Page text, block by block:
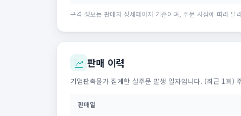
규격 정보는 판매처 상세페이지 기준이며, 주문 시점에 따라 달
판매 이력
기업판촉물가 집계한 실주문 발생 일자입니다. (최근 1회)
판매일